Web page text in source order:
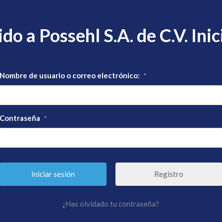
a Possehl S.A. de C.V.
de usuario o correo electrónico: *
*
Registro
¿Has olvidado tu contraseña?